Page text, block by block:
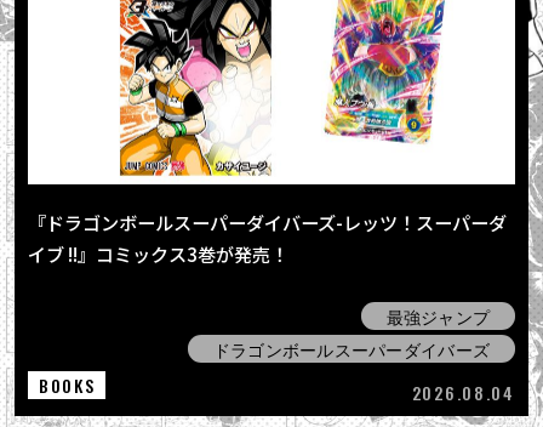
『ドラゴンボールスーパーダイバーズ-レッツ！スーパーダ
イブ !!』コミックス3巻が発売！
最強ジャンプ
ドラゴンボールスーパーダイバーズ
BOOKS
2026.08.04